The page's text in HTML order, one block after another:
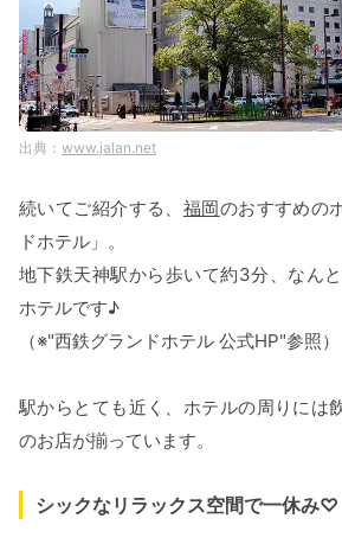
www.jalan.net
続いてご紹介する、 福岡のおすすめの
ドホテル」。
地下鉄天神駅から歩いて約3分、なん
ホテルです♪
（※"西鉄グランドホテル 公式HP"参照）
駅からとても近く、ホテルの周りには
のお店が揃っています。
シックなリラックス空間で一休み♡